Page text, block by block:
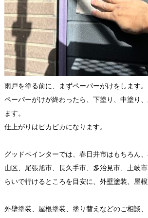
雨戸を塗る前に、まずペーパーがけをします。
ペーパーがけが終わったら、下塗り、中塗り
ます。
仕上がりはピカピカになります。
グッドペインターでは、春日井市はもちろん
山区、尾張旭市、長久手市、多治見市、土岐
らいで行けるところを目安に、外壁塗装、屋根
外壁塗装、屋根塗装、塗り替えなどのご相談